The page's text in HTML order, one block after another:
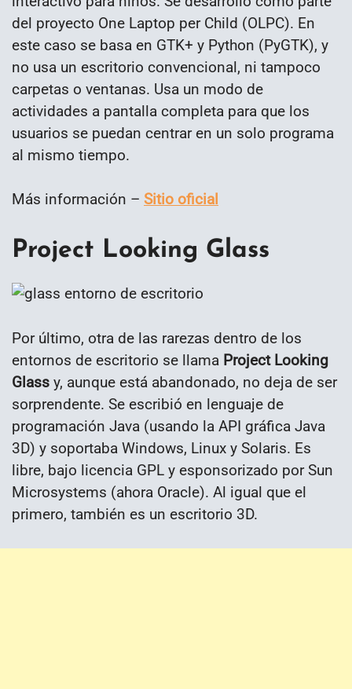
del proyecto One Laptop per Child (OLPC). En
este caso se basa en GTK+ y Python (PyGTK), y
no usa un escritorio convencional, ni tampoco
carpetas o ventanas. Usa un modo de
actividades a pantalla completa para que los
usuarios se puedan centrar en un solo programa
al mismo tiempo.
Más información – Sitio oficial
Project Looking Glass
Por último, otra de las rarezas dentro de los
entornos de escritorio se llama Project Looking
Glass y, aunque está abandonado, no deja de ser
sorprendente. Se escribió en lenguaje de
programación Java (usando la API gráfica Java
3D) y soportaba Windows, Linux y Solaris. Es
libre, bajo licencia GPL y esponsorizado por Sun
Microsystems (ahora Oracle). Al igual que el
primero, también es un escritorio 3D.